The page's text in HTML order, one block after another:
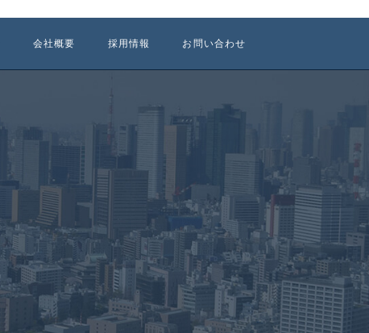
会社概要 採用情報 お問い合わせ